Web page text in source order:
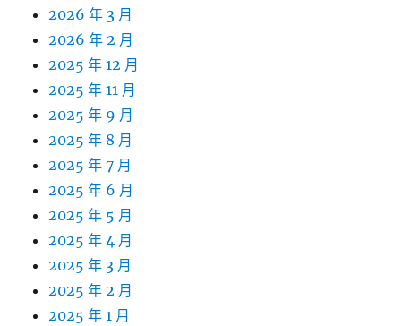
2026 年 3 月
2026 年 2 月
2025 年 12 月
2025 年 11 月
2025 年 9 月
2025 年 8 月
2025 年 7 月
2025 年 6 月
2025 年 5 月
2025 年 4 月
2025 年 3 月
2025 年 2 月
2025 年 1 月